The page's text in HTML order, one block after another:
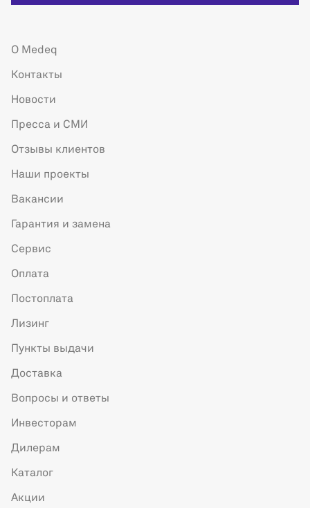
О Medeq
Контакты
Новости
Пресса и СМИ
Отзывы клиентов
Наши проекты
Вакансии
Гарантия и замена
Сервис
Оплата
Постоплата
Лизинг
Пункты выдачи
Доставка
Вопросы и ответы
Инвесторам
Дилерам
Каталог
Акции